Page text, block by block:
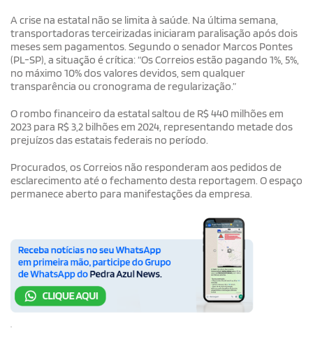
A crise na estatal não se limita à saúde. Na última semana,
transportadoras terceirizadas iniciaram paralisação após dois
meses sem pagamentos. Segundo o senador Marcos Pontes
(PL-SP), a situação é crítica: “Os Correios estão pagando 1%, 5%,
no máximo 10% dos valores devidos, sem qualquer
transparência ou cronograma de regularização.”
O rombo financeiro da estatal saltou de R$ 440 milhões em
2023 para R$ 3,2 bilhões em 2024, representando metade dos
prejuízos das estatais federais no período.
Procurados, os Correios não responderam aos pedidos de
esclarecimento até o fechamento desta reportagem. O espaço
permanece aberto para manifestações da empresa.
.